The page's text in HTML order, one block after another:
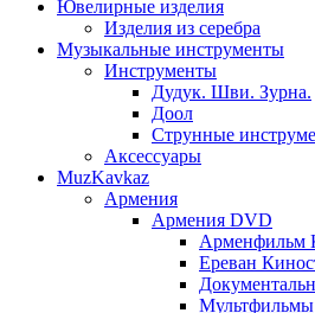
Ювелирные изделия
Изделия из серебра
Музыкальные инструменты
Инструменты
Дудук. Шви. Зурна.
Доол
Струнные
Аксессуары
MuzKavkaz
Армения
Армения DVD
Арменфильм
Ереван
Мультфильмы